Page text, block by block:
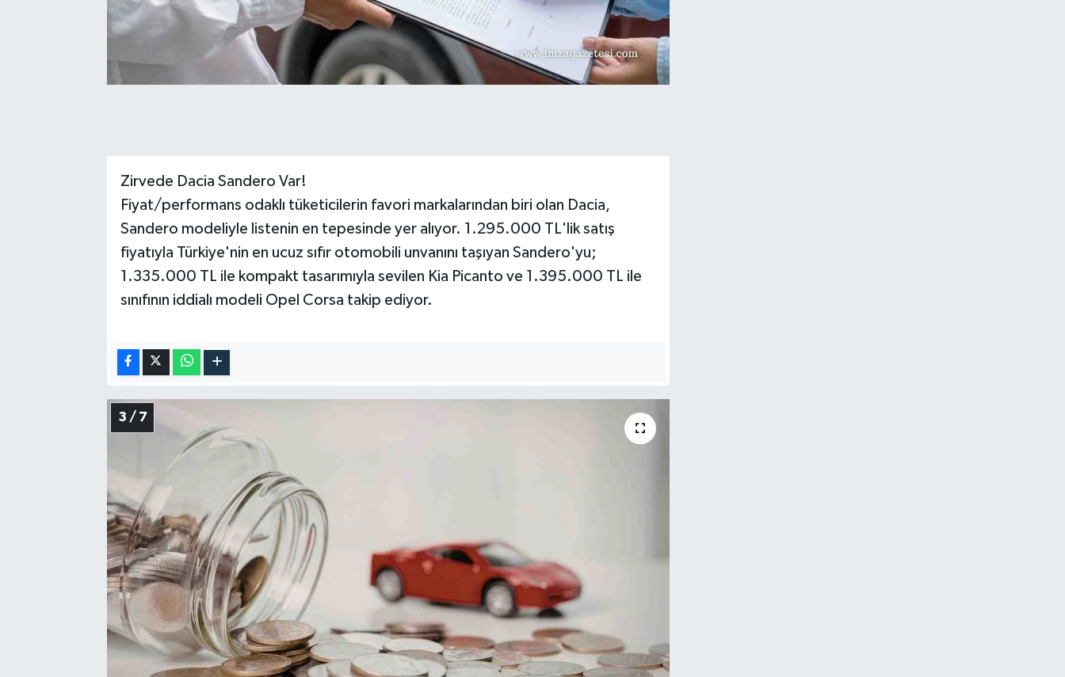
Zirvede Dacia Sandero Var!
Fiyat/performans odaklı tüketicilerin favori markalarından biri olan Dacia,
Sandero modeliyle listenin en tepesinde yer alıyor. 1.295.000 TL'lik satış
fiyatıyla Türkiye'nin en ucuz sıfır otomobili unvanını taşıyan Sandero'yu;
1.335.000 TL ile kompakt tasarımıyla sevilen Kia Picanto ve 1.395.000 TL ile
sınıfının iddialı modeli Opel Corsa takip ediyor.
3 / 7